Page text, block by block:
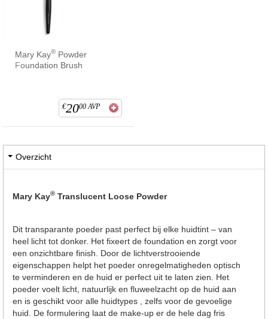
Mary Kay® Powder
Foundation Brush
€2000 AVP
Overzicht
Mary Kay® Translucent Loose Powder
Dit transparante poeder past perfect bij elke huidtint – van
heel licht tot donker. Het fixeert de foundation en zorgt voor
een onzichtbare finish. Door de lichtverstrooiende
eigenschappen helpt het poeder onregelmatigheden optisch
te verminderen en de huid er perfect uit te laten zien. Het
poeder voelt licht, natuurlijk en fluweelzacht op de huid aan
en is geschikt voor alle huidtypes , zelfs voor de gevoelige
huid. De formulering laat de make-up er de hele dag fris